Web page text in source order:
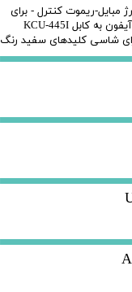
مبایل-ریموت کنترل - برای
اتصال به آیفون به کابل KCU-445I
شاسی کلیدهای سفید رنگ